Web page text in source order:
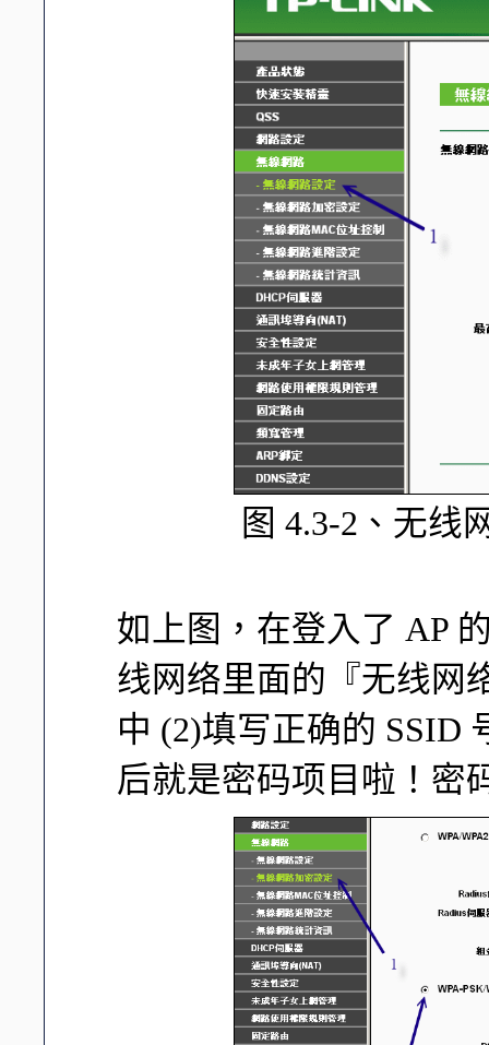
图 4.3-2、无线
如上图，在登入了 AP
线网络里面的『无线网
中 (2)填写正确的 SSID
后就是密码项目啦！密